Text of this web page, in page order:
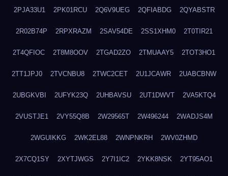
2PJA33U1 2PK01RCU 2Q6V9UEG 2QFIABDG 2QYABSTR
2R02B74P 2RPXRAZM 2SAV54DE 2SS1XHM0 2T0TIR21
2T4QFIOC 2T8M8OOV 2TGAD2ZO 2TMUAAY5 2TOT3HO1
2TT1JPJ0 2TVCNBU8 2TWC2CET 2U1JCAWR 2UABCBNW
2UBGKVBI 2UFYK23Q 2UHBAVSU 2UT1DWVT 2VA5KTQ4
2VUSTJE1 2VY55Q8B 2W29565T 2W496244 2WADJS4M
2WGUIKKG 2WK2EL88 2WNPNKRH 2WV0ZHMD
2X7CQ1SY 2XYTJWGS 2Y7I1IC2 2YKK8NSK 2YT95AO1